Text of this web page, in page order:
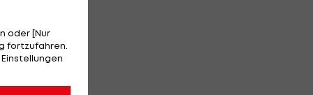
oder [Nur
fortzufahren.